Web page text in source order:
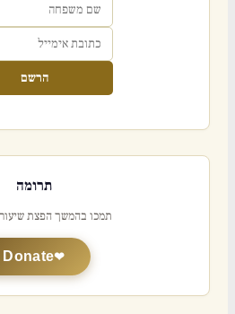
הרשם
תרומה
תמכו בהמשך הפצת
Donate